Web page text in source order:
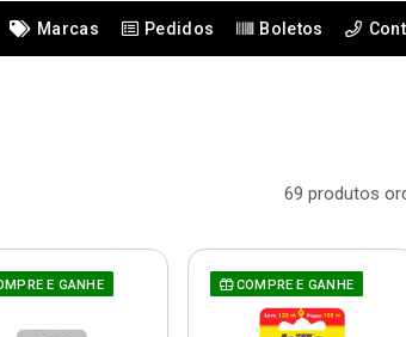
Marcas Pedidos Boletos
69 produtos
E GANHE COMPRE E GANHE